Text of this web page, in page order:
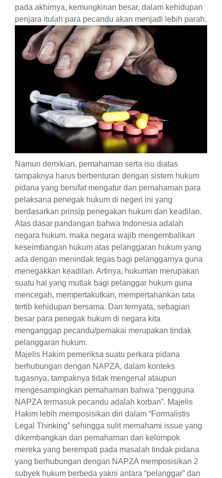
pada akhirnya, kemungkinan besar, dalam kehidupan
penjara itulah para pecandu akan menjadi lebih parah.
Namun demikian, pemahaman serta isu diatas
tampaknya harus berbenturan dengan sistem hukum
pidana yang bersifat mengatur dan pemahaman para
pelaksana penegak hukum di negeri ini yang
berdasarkan prinsip penegakan hukum dan keadilan.
Atas dasar pandangan bahwa Indonesia adalah
negara hukum, maka negara wajib mengembalikan
keseimbangan hukum atas pelanggaran hukum yang
ada dengan menindak tegas bagi pelanggarnya guna
menegakkan keadilan. Artinya, hukuman merupakan
suatu hal yang mutlak bagi pelanggar hukum guna
mencegah, mempertakutkan, mempertahankan tata
tertib kehidupan bersama. Dan ternyata, sebagian
besar para penegak hukum di negara kita
menganggap pecandu/pemakai merupakan tindak
pelanggaran hukum.
Majelis Hakim pemeriksa suatu perkara pidana
berhubungan dengan NAPZA, dalam konteks
tugasnya, tampaknya tidak mengenal ataupun
mengesampingkan pemahaman bahwa “pengguna
NAPZA termasuk pecandu adalah korban”. Majelis
Hakim lebih memposisikan diri dalam “Formalistis
Legal Thinking” sehingga sulit memahami issue yang
dikembangkan dan pemahaman dari kelompok
mereka yang berempati pada masalah tindak pidana
yang berhubungan dengan NAPZA memposisikan 2
subyek hukum berbeda yakni antara “pelanggar” dan